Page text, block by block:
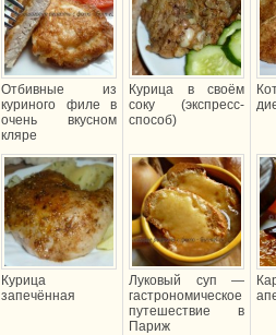
Отбивные из
куриного филе в
очень вкусном
кляре
Курица в своём
соку (экспресс-
способ)
Курица
запечённая
Луковый суп —
гастрономическое
путешествие в
Париж